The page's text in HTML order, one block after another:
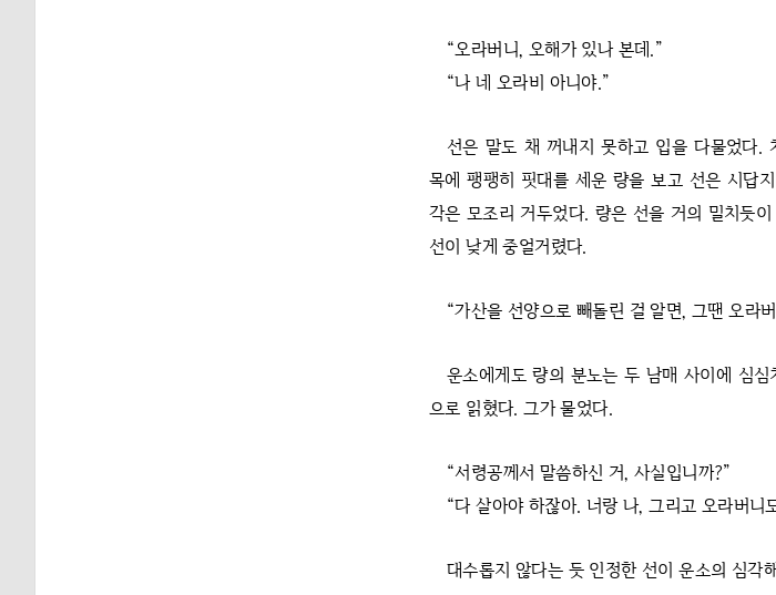
“오라버니, 오해가 있나 본데.”
“나 네 오라비 아니야.”
선은 말도 채 꺼내지 못하고 입을 다물었다.
목에 팽팽히 핏대를 세운 량을 보고 선은 시답
각은 모조리 거두었다. 량은 선을 거의 밀치듯
선이 낮게 중얼거렸다.
“가산을 선양으로 빼돌린 걸 알면, 그땐 오라
운소에게도 량의 분노는 두 남매 사이에 심
으로 읽혔다. 그가 물었다.
“서령공께서 말씀하신 거, 사실입니까?”
“다 살아야 하잖아. 너랑 나, 그리고 오라버니
대수롭지 않다는 듯 인정한 선이 운소의 심각